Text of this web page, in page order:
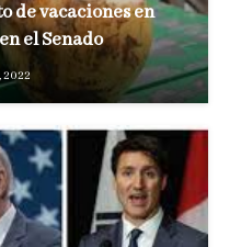
de vacaciones en
el Senado
2022